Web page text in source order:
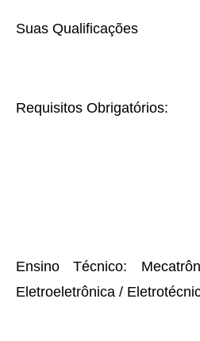
Suas Qualificações
Requisitos Obrigatórios:
Ensino Técnico:
Eletroeletrônica /